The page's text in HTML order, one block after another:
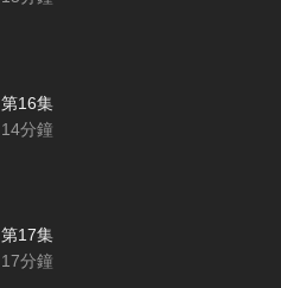
第16集
14分鐘
第17集
17分鐘